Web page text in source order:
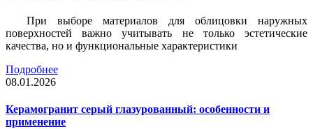
При выборе материалов для облицовки наружных
поверхностей важно учитывать не только эстетические
качества, но и функциональные характеристики
Подробнее
08.01.2026
Керамогранит серый глазурованный: особенности и
применение